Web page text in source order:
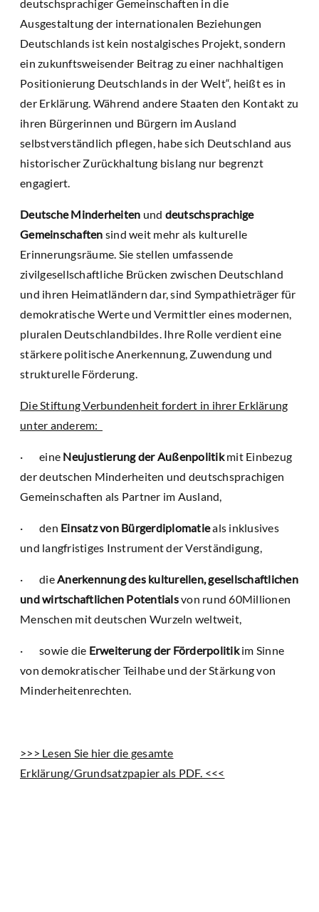
deutschsprachiger Gemeinschaften in die
Ausgestaltung der internationalen Beziehungen
Deutschlands ist kein nostalgisches Projekt, sondern
ein zukunftsweisender Beitrag zu einer nachhaltigen
Positionierung Deutschlands in der Welt“, heißt es in
der Erklärung. Während andere Staaten den Kontakt zu
ihren Bürgerinnen und Bürgern im Ausland
selbstverständlich pflegen, habe sich Deutschland aus
historischer Zurückhaltung bislang nur begrenzt
engagiert.
Deutsche Minderheiten und deutschsprachige
Gemeinschaften sind weit mehr als kulturelle
Erinnerungsräume. Sie stellen umfassende
zivilgesellschaftliche Brücken zwischen Deutschland
und ihren Heimatländern dar, sind Sympathieträger für
demokratische Werte und Vermittler eines modernen,
pluralen Deutschlandbildes. Ihre Rolle verdient eine
stärkere politische Anerkennung, Zuwendung und
strukturelle Förderung.
Die Stiftung Verbundenheit fordert in ihrer Erklärung
unter anderem:
· eine Neujustierung der Außenpolitikmit Einbezug
der deutschen Minderheiten und deutschsprachigen
Gemeinschaften als Partner im Ausland,
· den Einsatz von Bürgerdiplomatieals inklusives
und langfristiges Instrument der Verständigung,
· die Anerkennung des kulturellen, gesellschaftlichen
und wirtschaftlichen Potentialsvon rund 60Millionen
Menschen mit deutschen Wurzeln weltweit,
· sowie die Erweiterung der Förderpolitikim Sinne
von demokratischer Teilhabe und der Stärkung von
Minderheitenrechten.
>>> Lesen Sie hier die gesamte
Erklärung/Grundsatzpapier als PDF. <<<